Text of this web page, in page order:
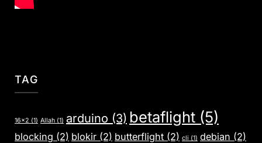
TAG
16x2 (1) Allah (1) arduino (3) betaflight (5)
blocking (2) blokir (2) butterflight (2) cli (1) debian (2)